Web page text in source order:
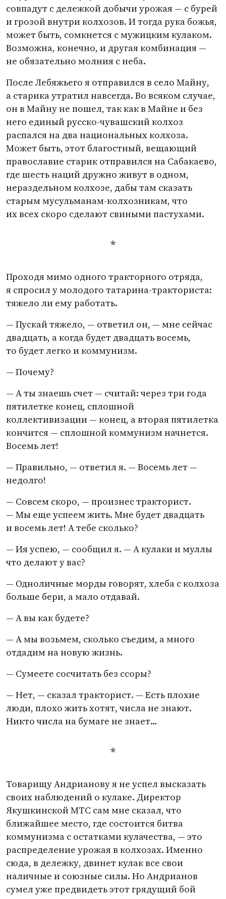
совпадут с дележкой добычи урожая — с бурей
и грозой внутри колхозов. И тогда рука божья,
может быть, сомкнется с мужицким кулаком.
Возможна, конечно, и другая комбинация —
не обязательно молния с неба.
После Лебяжьего я отправился в село Майну,
а старика утратил навсегда. Во всяком случае,
он в Майну не пошел, так как в Майне и без
него единый русско-чувашский колхоз
распался на два национальных колхоза.
Может быть, этот благостный, вещающий
православие старик отправился на Сабакаево,
где шесть наций дружно живут в одном,
нераздельном колхозе, дабы там сказать
старым мусульманам-колхозникам, что
их всех скоро сделают свиными пастухами.
*
Проходя мимо одного тракторного отряда,
я спросил у молодого татарина-тракториста:
тяжело ли ему работать.
— Пускай тяжело, — ответил он, — мне сейчас
двадцать, а когда будет двадцать восемь,
то будет легко и коммунизм.
— Почему?
— А ты знаешь счет — считай: через три года
пятилетке конец, сплошной
коллективизации — конец, а вторая пятилетка
кончится — сплошной коммунизм начнется.
Восемь лет!
— Правильно, — ответил я. — Восемь лет —
недолго!
— Совсем скоро, — произнес тракторист.
— Мы еще успеем жить. Мне будет двадцать
и восемь лет! А тебе сколько?
— Ия успею, — сообщил я. — А кулаки и муллы
что делают у вас?
— Одноличные морды говорят, хлеба с колхоза
больше бери, а мало отдавай.
— А вы как будете?
— А мы возьмем, сколько съедим, а много
отдадим на новую жизнь.
— Сумеете сосчитать без ссоры?
— Нет, — сказал тракторист. — Есть плохие
люди, плохо жить хотят, числа не знают.
Никто числа на бумаге не знает…
*
Товарищу Андрианову я не успел высказать
своих наблюдений о кулаке. Директор
Якушкинской МТС сам мне сказал, что
ближайшее место, где состоится битва
коммунизма с остатками кулачества, — это
распределение урожая в колхозах. Именно
сюда, в дележку, двинет кулак все свои
наличные и союзные силы. Но Андрианов
сумел уже предвидеть этот грядущий бой